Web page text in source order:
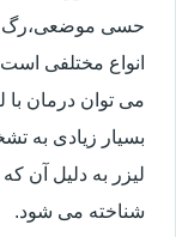
حسی موضعی،رگ
انواع مختلفی
می توان درمان
بسیار زیادی به
لیزر به دلیل آن
شناخته می شود.